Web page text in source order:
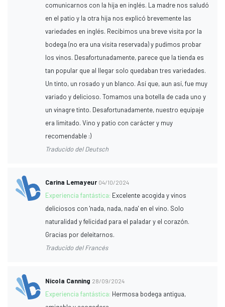
comunicarnos con la hija en inglés. La madre nos saludó
en el patio y la otra hija nos explicó brevemente las
variedades en inglés. Recibimos una breve visita por la
bodega (no era una visita reservada) y pudimos probar
los vinos. Desafortunadamente, parece que la tienda es
tan popular que al llegar solo quedaban tres variedades.
Un tinto, un rosado y un blanco. Así que, aun así, fue muy
variado y delicioso. Tomamos una botella de cada uno y
un vinagre tinto. Desafortunadamente, nuestro equipaje
era limitado. Vino y patio con carácter y muy
recomendable :)
Traducido del Deutsch
Carina Lemayeur 04/10/2024
Experiencia fantástica: Excelente acogida y vinos
deliciosos con 'nada, nada, nada' en el vino. Solo
naturalidad y felicidad para el paladar y el corazón.
Gracias por deleitarnos.
Traducido del Francés
Nicola Canning 28/09/2024
Experiencia fantástica: Hermosa bodega antigua,